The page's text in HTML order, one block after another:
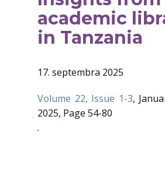
academic
in Tanzania
17. septembra 2025
Volume 22, Issue 1-3,
2025, Page 54-80
.